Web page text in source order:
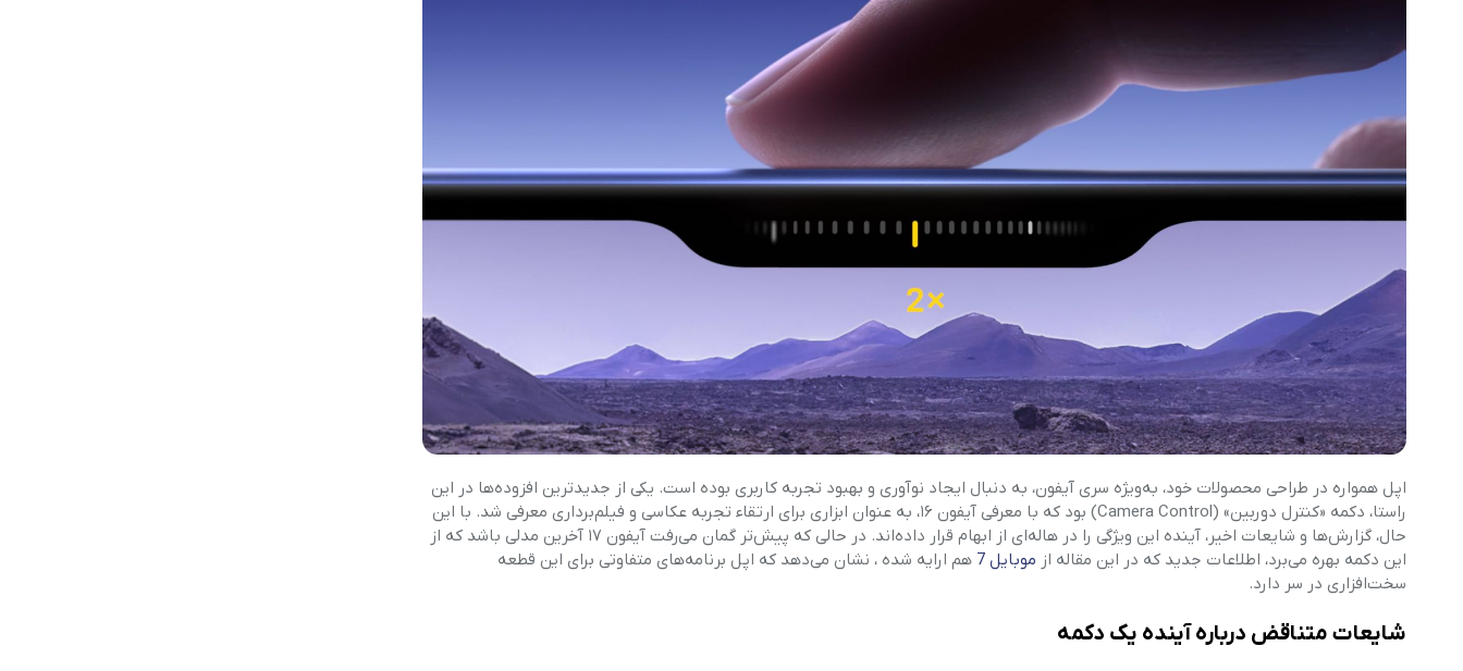
گوشی نوکیا
گوشی اچ تی سی
گوشی ال جی
توستر
سایر لوازم خانگی
غذاساز
فر
قهوه ساز
اپل همواره در طراحی محصولات خود، به‌ویژه سری آیفون، به دنبال ایجاد نوآوری و بهبود تجربه کاربری بوده است. یکی از جدیدترین افزوده‌ها در این
راستا، دکمه «کنترل دوربین» (Camera Control) بود که با معرفی آیفون ۱۶، به عنوان ابزاری برای ارتقاء تجربه عکاسی و فیلم‌برداری معرفی شد. با این
حال، گزارش‌ها و شایعات اخیر، آینده این ویژگی را در هاله‌ای از ابهام قرار داده‌اند. در حالی که پیش‌تر گمان می‌رفت آیفون ۱۷ آخرین مدلی باشد که از
این دکمه بهره می‌برد، اطلاعات جدید که در این مقاله از موبایل 7
هم ارایه شده ، نشان می‌دهد که اپل برنامه‌های متفاوتی برای این قطعه
سخت‌افزاری در سر دارد.
شایعات متناقض درباره آینده یک دکمه